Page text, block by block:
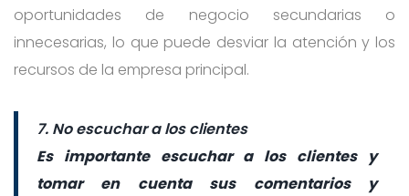
oportunidades de negocio secundarias o
innecesarias, lo que puede desviar la atención y los
recursos de la empresa principal.
7. No escuchar a los clientes
Es importante escuchar a los clientes y
tomar en cuenta sus comentarios y